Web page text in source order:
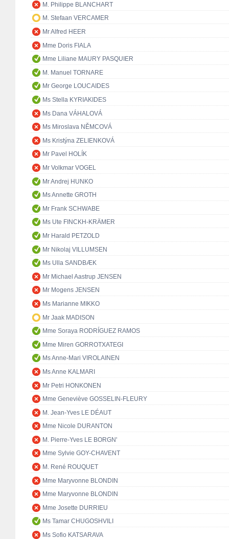
M. Philippe BLANCHART
M. Stefaan VERCAMER
Mr Alfred HEER
Mme Doris FIALA
Mme Liliane MAURY PASQUIER
M. Manuel TORNARE
Mr George LOUCAIDES
Ms Stella KYRIAKIDES
Ms Dana VÁHALOVÁ
Ms Miroslava NĚMCOVÁ
Ms Kristýna ZELIENKOVÁ
Mr Pavel HOLÍK
Mr Volkmar VOGEL
Mr Andrej HUNKO
Ms Annette GROTH
Mr Frank SCHWABE
Ms Ute FINCKH-KRÄMER
Mr Harald PETZOLD
Mr Nikolaj VILLUMSEN
Ms Ulla SANDBÆK
Mr Michael Aastrup JENSEN
Mr Mogens JENSEN
Ms Marianne MIKKO
Mr Jaak MADISON
Mme Soraya RODRÍGUEZ RAMOS
Mme Miren GORROTXATEGI
Ms Anne-Mari VIROLAINEN
Ms Anne KALMARI
Mr Petri HONKONEN
Mme Geneviève GOSSELIN-FLEURY
M. Jean-Yves LE DÉAUT
Mme Nicole DURANTON
M. Pierre-Yves LE BORGN'
Mme Sylvie GOY-CHAVENT
M. René ROUQUET
Mme Maryvonne BLONDIN
Mme Maryvonne BLONDIN
Mme Josette DURRIEU
Ms Tamar CHUGOSHVILI
Ms Sofio KATSARAVA